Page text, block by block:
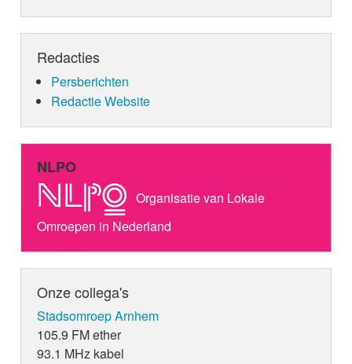
Redacties
Persberichten
Redactie Website
NLPO
Organisatie van Lokale
Omroepen in Nederland
Onze collega's
Stadsomroep Arnhem
105.9 FM ether
93.1 MHz kabel